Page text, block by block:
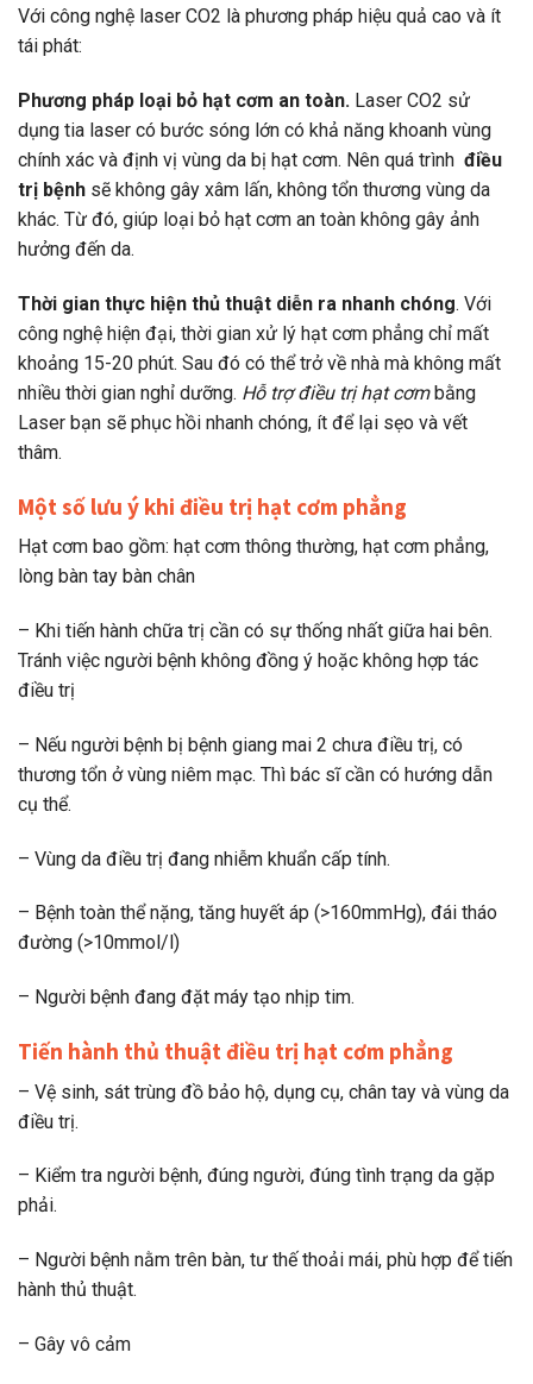
Với công nghệ laser CO2 là phương pháp hiệu quả cao và ít
tái phát:
Phương pháp loại bỏ hạt cơm an toàn. Laser CO2 sử
dụng tia laser có bước sóng lớn có khả năng khoanh vùng
chính xác và định vị vùng da bị hạt cơm. Nên quá trình điều
trị bệnh sẽ không gây xâm lấn, không tổn thương vùng da
khác. Từ đó, giúp loại bỏ hạt cơm an toàn không gây ảnh
hưởng đến da.
Thời gian thực hiện thủ thuật diễn ra nhanh chóng. Với
công nghệ hiện đại, thời gian xử lý hạt cơm phẳng chỉ mất
khoảng 15-20 phút. Sau đó có thể trở về nhà mà không mất
nhiều thời gian nghỉ dưỡng. Hỗ trợ điều trị hạt cơmbằng
Laser bạn sẽ phục hồi nhanh chóng, ít để lại sẹo và vết
thâm.
Một số lưu ý khi điều trị hạt cơm phẳng
Hạt cơm bao gồm: hạt cơm thông thường, hạt cơm phẳng,
lòng bàn tay bàn chân
– Khi tiến hành chữa trị cần có sự thống nhất giữa hai bên.
Tránh việc người bệnh không đồng ý hoặc không hợp tác
điều trị
– Nếu người bệnh bị bệnh giang mai 2 chưa điều trị, có
thương tổn ở vùng niêm mạc. Thì bác sĩ cần có hướng dẫn
cụ thể.
– Vùng da điều trị đang nhiễm khuẩn cấp tính.
– Bệnh toàn thể nặng, tăng huyết áp (>160mmHg), đái tháo
đường (>10mmol/l)
– Người bệnh đang đặt máy tạo nhịp tim.
Tiến hành thủ thuật điều trị hạt cơm phẳng
– Vệ sinh, sát trùng đồ bảo hộ, dụng cụ, chân tay và vùng da
điều trị.
– Kiểm tra người bệnh, đúng người, đúng tình trạng da gặp
phải.
– Người bệnh nằm trên bàn, tư thế thoải mái, phù hợp để tiến
hành thủ thuật.
– Gây vô cảm